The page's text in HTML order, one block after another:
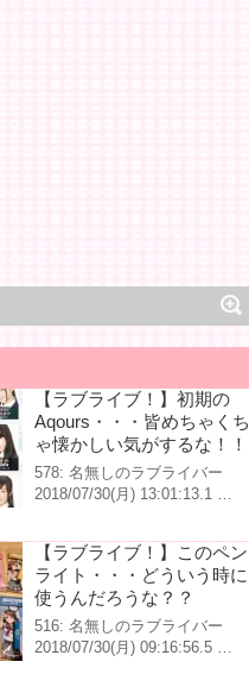
【ラブライブ！】初期の
Aqours・・・皆めちゃくち
ゃ懐かしい気がするな！！
578: 名無しのラブライバー
2018/07/30(月) 13:01:13.1 …
【ラブライブ！】このペン
ライト・・・どういう時に
使うんだろうな？？
516: 名無しのラブライバー
2018/07/30(月) 09:16:56.5 …